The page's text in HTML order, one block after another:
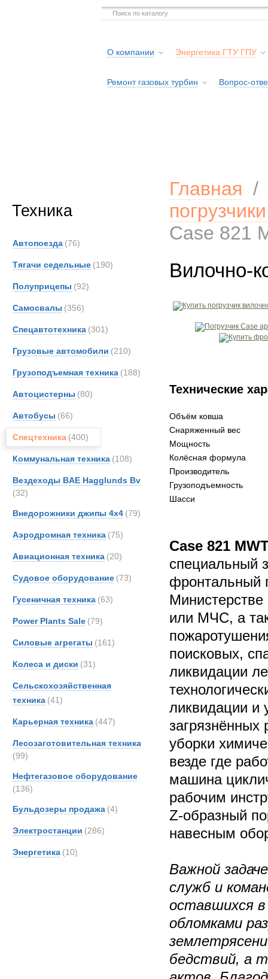
О компании Энергетика ГТУ ГПУ
Ремонт газовых турбин Вопрос-
Техника
Автопоезда (76)
Тягачи седельные (190)
Полуприцепы (92)
Самосвалы (356)
Спецавтотехника (301)
Грузовые автомобили (210)
Грузоподъемная техника (188)
Автоцистерны (80)
Автобусы (66)
Спецтехника (400)
Коммунальная техника (108)
Вездеходы BAE Hagglunds Bv
(32)
Внедорожники джипы 4х4 (79)
Аэродромная техника (75)
Авиационная техника (20)
Судовое оборудование (73)
Гусеничная техника (63)
Power Plants Sale (79)
Силовые агрегаты (161)
Колеса и диски (31)
Сельскохозяйственная
техника (41)
Карьерная техника (447)
Лесозаготовительная техника
(99)
Нефтегазовое оборудование
(136)
Бульдозеры продажа (4)
Электростанции (286)
Энергетика (10)
Главная
погрузчики
Case 821
Вилочно-
Технические
Объём ковша
Снаряженный вес
Мощность
Колёсная формула
Производитель
Грузоподъемность
Шасси
Case 821
специальный
фронтальный
или МЧС, а
поисковых,
ликвидации
ликвидации и
уборки
везде где
машина
рабочим
Z-образный
навесным
Важной
служб и
оставшихся
обломками
бедствий, а